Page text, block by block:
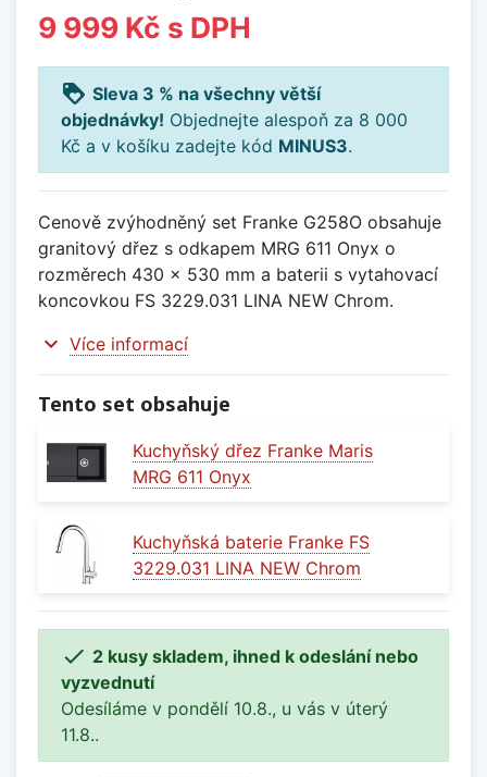
9 999 Kč s DPH
loyalty Sleva 3 % na všechny větší
objednávky! Objednejte alespoň za 8 000
Kč a v košíku zadejte kód MINUS3.
Cenově zvýhodněný set Franke G258O obsahuje
granitový dřez s odkapem MRG 611 Onyx o
rozměrech 430 x 530 mm a baterii s vytahovací
koncovkou FS 3229.031 LINA NEW Chrom.
expand_more Více informací
Tento set obsahuje
Kuchyňský dřez Franke Maris
MRG 611 Onyx
Kuchyňská baterie Franke FS
3229.031 LINA NEW Chrom
 2 kusy skladem, ihned k odeslání nebo
vyzvednutí
Odesíláme v pondělí 10.8., u vás v úterý
11.8..